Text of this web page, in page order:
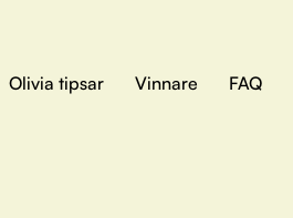
Olivia tipsar Vinnare FAQ